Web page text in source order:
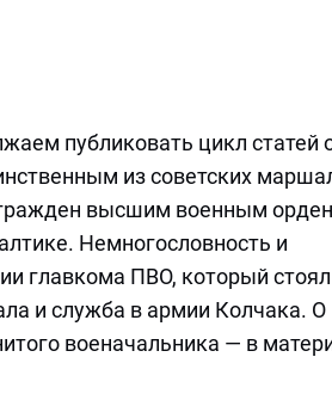
публиковать цикл статей
из советских
высшим военным
Немногословность и
главкома ПВО, который
и служба в армии Колчака. О
военачальника — в